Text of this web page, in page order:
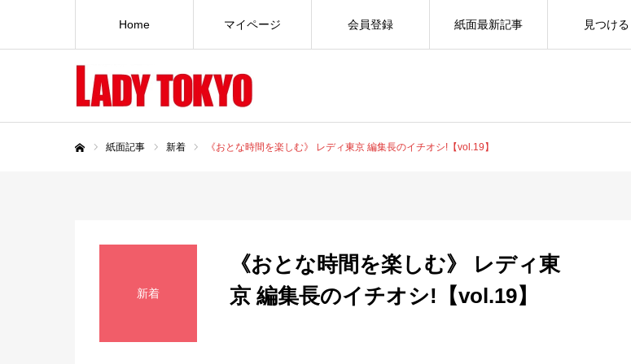
Home マイページ 会員登録 紙面最新記事 見つける
紙面記事 新着 《おとな時間を楽しむ》 レディ東京 編集長のイチオシ!【vol.19】
新着
《おとな時間を楽しむ》 レディ東
京 編集長のイチオシ!【vol.19】